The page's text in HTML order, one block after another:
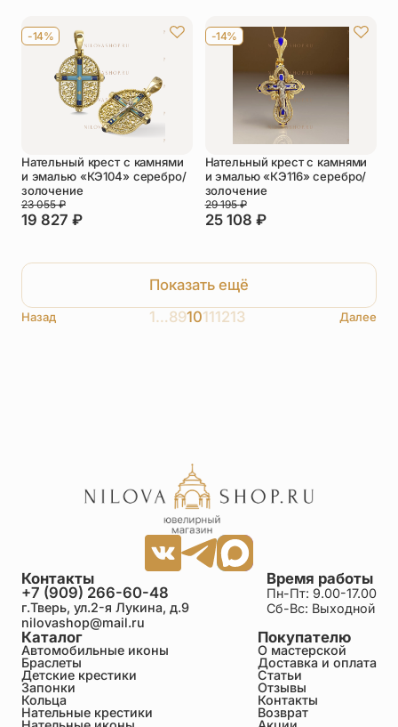
-14%
Нательный крест с камнями
и эмалью «КЭ104» серебро/
золочение
19 827 ₽
23 055₽
-14%
Нательный крест с камнями
и эмалью «КЭ116» серебро/
золочение
25 108 ₽
29 195₽
Показать ещё
Назад 1…8910111213 Далее
Каталог
Автомобильные иконы
Браслеты
Детские крестики
Запонки
Кольца
Нательные крестики
Покупателю
О мастерской
Доставка и оплата
Статьи
Отзывы
Контакты
Возврат
Время работы
Пн-Пт: 9.00-17.00
Сб-Вс: Выходной
Контакты
+7 (909) 266-60-48
г.Тверь, ул.2-я Лукина, д.9
nilovashop@mail.ru